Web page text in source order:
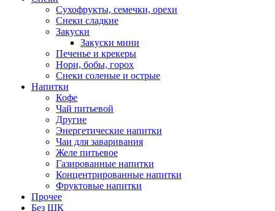
Сухофрукты, семечки, орехи
Снеки сладкие
Закуски
Закуски мини
Печенье и крекеры
Нори, бобы, горох
Снеки соленые и острые
Напитки
Кофе
Чай питьевой
Другие
Энергетические напитки
Чаи для заваривания
Желе питьевое
Газированные напитки
Концентрированные напитки
Фруктовые напитки
Прочее
Без ШК